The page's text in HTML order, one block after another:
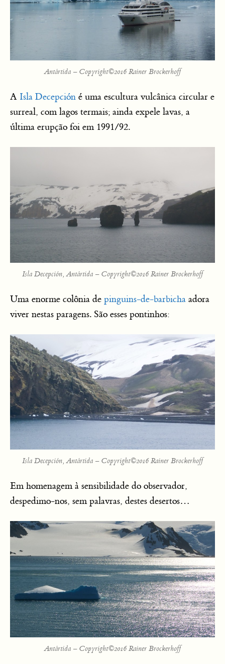
Antártida – Copyright©2016 Rainer Brockerhoff
A Isla Decepción é uma escultura vulcânica circular e
surreal, com lagos termais; ainda expele lavas, a
última erupção foi em 1991/92.
Isla Decepción, Antártida – Copyright©2016 Rainer Brockerhoff
Uma enorme colônia de pinguins-de-barbicha adora
viver nestas paragens. São esses pontinhos:
Isla Decepción, Antártida – Copyright©2016 Rainer Brockerhoff
Em homenagem à sensibilidade do observador,
despedimo-nos, sem palavras, destes desertos…
Antártida – Copyright©2016 Rainer Brockerhoff